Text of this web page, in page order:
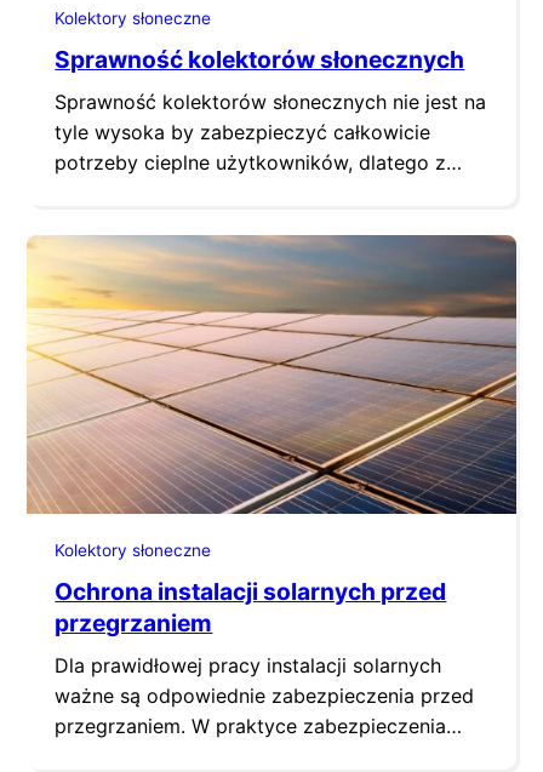
Kolektory słoneczne
Sprawność kolektorów słonecznych
Sprawność kolektorów słonecznych nie jest na
tyle wysoka by zabezpieczyć całkowicie
potrzeby cieplne użytkowników, dlatego z
najwyższą sprawność i jakość oraz optymalne
zaprojektowanie instalacji, przekłada się z
czasem na wymierne oszczędności, których
skala po kilku dekadach może zrobić spore
wrażenie, choć nie zawsze tak…
Kolektory słoneczne
Ochrona instalacji solarnych przed
przegrzaniem
Dla prawidłowej pracy instalacji solarnych
ważne są odpowiednie zabezpieczenia przed
przegrzaniem. W praktyce zabezpieczenia